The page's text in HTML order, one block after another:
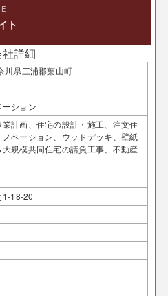
ト
詳細
川県三浦郡葉山町
ーション
計画、住宅の設計・施工、注文住
ベーション、ウッドデッキ、壁紙
規模共同住宅の請負工事、不動産
1-18-20